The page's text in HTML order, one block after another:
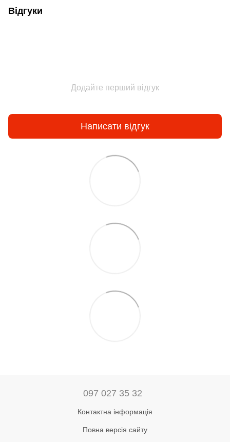
Відгуки
Додайте перший відгук
Написати відгук
097 027 35 32
Контактна інформація
Повна версія сайту